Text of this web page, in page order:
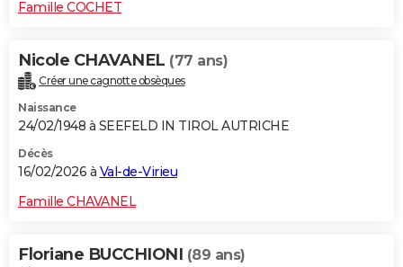
Famille COCHET
Nicole CHAVANEL (77 ans)
Créer une cagnotte obsèques
Naissance
24/02/1948 à SEEFELD IN TIROL AUTRICHE
Décès
16/02/2026 à Val-de-Virieu
Famille CHAVANEL
Floriane BUCCHIONI (89 ans)